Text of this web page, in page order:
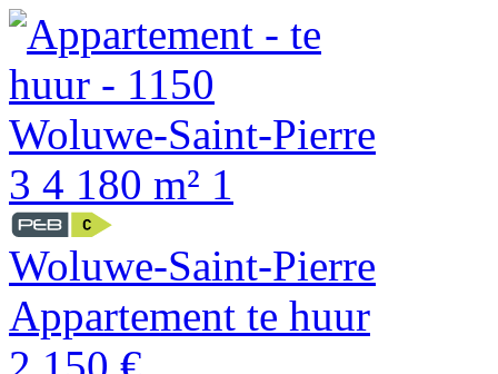
3 4 180 m² 1
Woluwe-Saint-Pierre
Appartement te huur